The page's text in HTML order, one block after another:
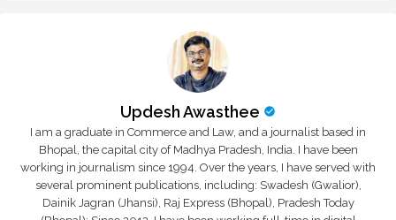
Updesh Awasthee
I am a graduate in Commerce and Law, and a journalist based in
Bhopal, the capital city of Madhya Pradesh, India. I have been
working in journalism since 1994. Over the years, I have served with
several prominent publications, including: Swadesh (Gwalior),
Dainik Jagran (Jhansi), Raj Express (Bhopal), Pradesh Today